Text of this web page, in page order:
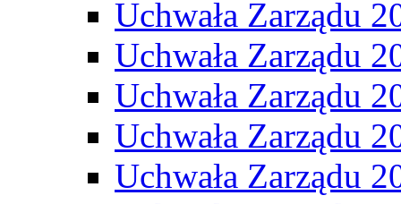
Uchwała Zarządu
Uchwała Zarządu
Uchwała Zarządu
Uchwała Zarządu
Uchwała Zarządu